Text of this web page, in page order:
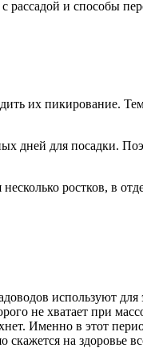
их пикирование.
дней для посадки.
ростков, в
используют
не хватает при
Именно в этот
на здоровье